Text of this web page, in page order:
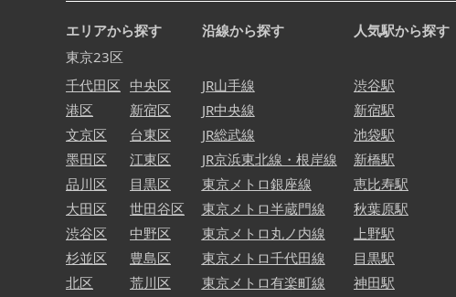
エリアから探す
東京23区
千代田区
港区
文京区
墨田区
品川区
大田区
渋谷区
杉並区
北区
中央区
新宿区
台東区
江東区
目黒区
世田谷区
中野区
豊島区
荒川区
沿線から探す
JR山手線
JR中央線
JR総武線
JR京浜東北線・根岸線
東京メトロ銀座線
東京メトロ半蔵門線
東京メトロ丸ノ内線
東京メトロ千代田線
東京メトロ有楽町線
人気駅から探す
渋谷駅
新宿駅
池袋駅
新橋駅
恵比寿駅
秋葉原駅
上野駅
目黒駅
神田駅